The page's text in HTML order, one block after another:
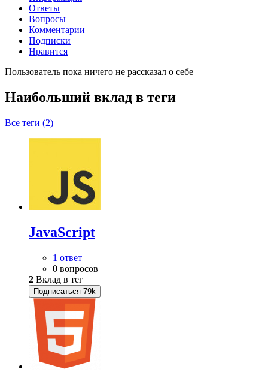
Ответы
Вопросы
Комментарии
Подписки
Нравится
Пользователь пока ничего не рассказал о себе
Наибольший вклад в теги
Все теги (2)
JavaScript
1 ответ
0 вопросов
2 Вклад в тег
Подписаться 79k